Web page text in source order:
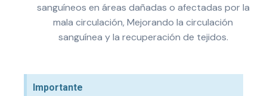
sanguíneos en áreas dañadas o afectadas por la
mala circulación, Mejorando la circulación
sanguínea y la recuperación de tejidos.
Importante